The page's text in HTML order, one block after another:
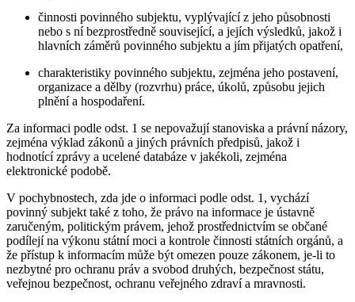
činnosti povinného subjektu, vyplývající z jeho působnosti
nebo s ní bezprostředně související, a jejích výsledků, jakož i
hlavních záměrů povinného subjektu a jím přijatých opatření,
charakteristiky povinného subjektu, zejména jeho postavení,
organizace a dělby (rozvrhu) práce, úkolů, způsobu jejich
plnění a hospodaření.
Za informaci podle odst. 1 se nepovažují stanoviska a právní názory,
zejména výklad zákonů a jiných právních předpisů, jakož i
hodnotící zprávy a ucelené databáze v jakékoli, zejména
elektronické podobě.
V pochybnostech, zda jde o informaci podle odst. 1, vychází
povinný subjekt také z toho, že právo na informace je ústavně
zaručeným, politickým právem, jehož prostřednictvím se občané
podílejí na výkonu státní moci a kontrole činnosti státních orgánů, a
že přístup k informacím může být omezen pouze zákonem, je-li to
nezbytné pro ochranu práv a svobod druhých, bezpečnost státu,
veřejnou bezpečnost, ochranu veřejného zdraví a mravnosti.